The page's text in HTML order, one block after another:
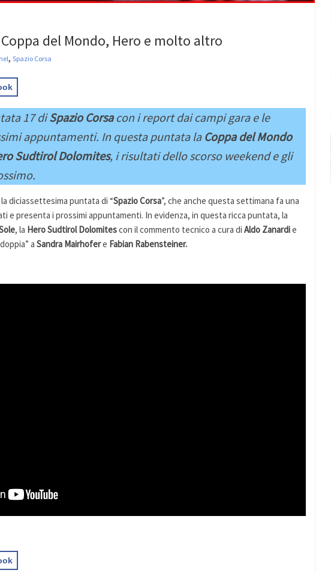
del Mondo, Hero e molto altro
, Spazio Corsa
17 diSpazio Corsacon ireport dai campi gara e le
appuntamenti. In questa puntata la Coppa del Mondo
Sudtirol Dolomites, i risultati dello scorso weekend e gli
diciassettesima puntata di “Spazio Corsa”, che anche questa settimana fa una
e presenta i prossimi appuntamenti. In evidenza, in questa ricca puntata, la
, la Hero Sudtirol Dolomitescon il commento tecnico a cura di Aldo Zanardie
a Sandra Mairhofere Fabian Rabensteiner.